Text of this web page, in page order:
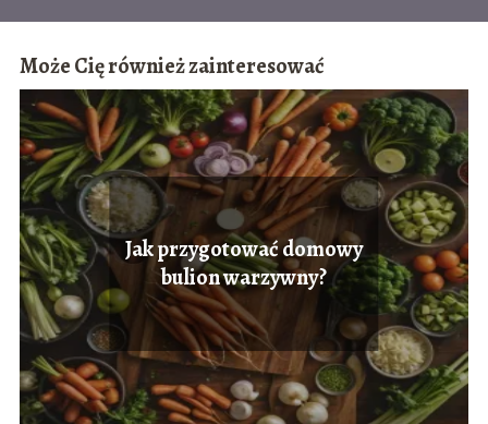
Może Cię również zainteresować
Jak przygotować domowy
bulion warzywny?